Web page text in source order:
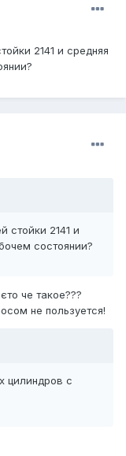
2141 и средняя
стойки 2141 и
состоянии?
че такое???
не пользуется!
цилиндров с